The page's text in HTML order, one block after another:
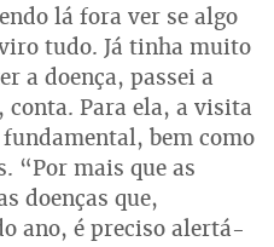
lá fora ver se algo
tudo. Já tinha muito
a doença, passei a
Para ela, a visita
fundamental, bem como
“Por mais que as
doenças que,
ano, é preciso alertá-